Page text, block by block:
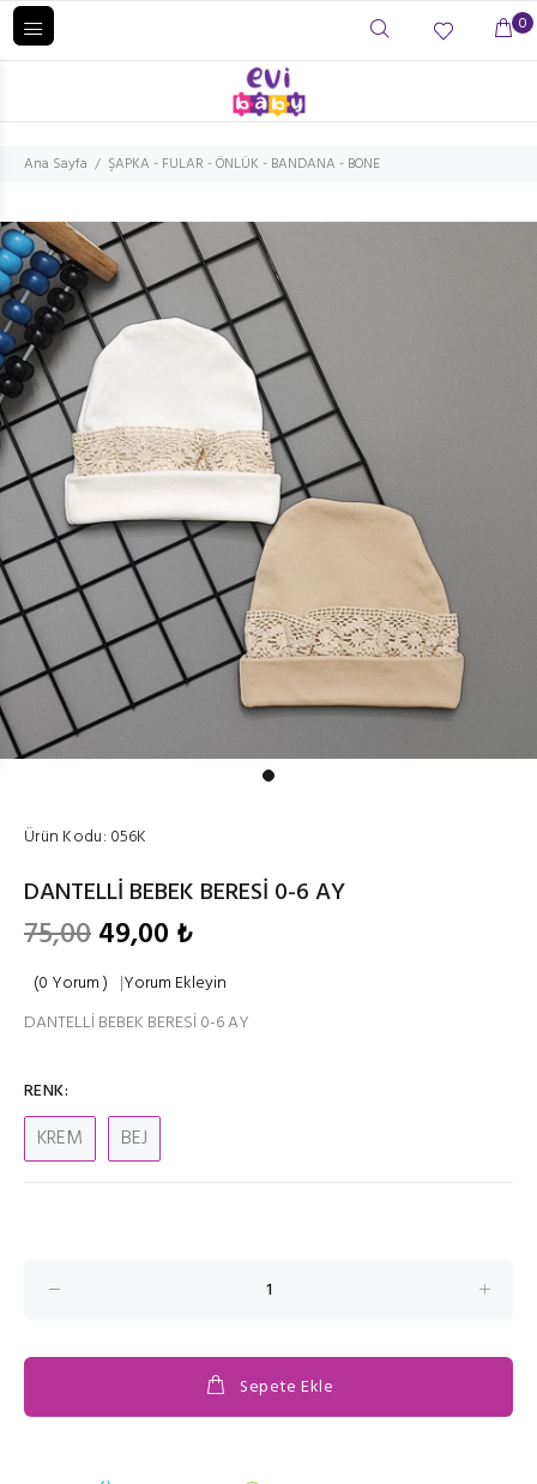
0
Ana Sayfa ŞAPKA - FULAR - ÖNLÜK - BANDANA - BONE
Ürün Kodu: 056K
DANTELLİ BEBEK BERESİ 0-6 AY
75,0049,00 ₺
(0 Yorum ) |Yorum Ekleyin
DANTELLİ BEBEK BERESİ 0-6 AY
RENK:
KREM BEJ
Sepete Ekle